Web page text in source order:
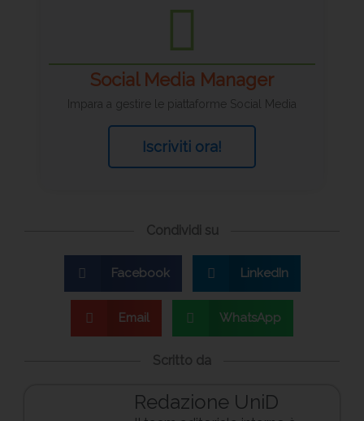
Social Media Manager
Impara a gestire le piattaforme Social Media
Iscriviti ora!
Condividi su
Facebook LinkedIn
Email WhatsApp
Scritto da
Redazione UniD